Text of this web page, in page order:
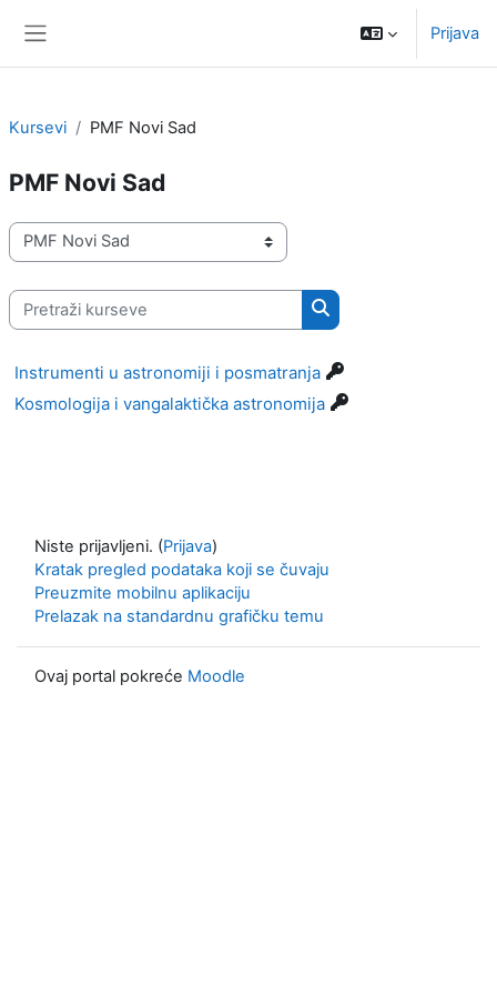
Prijava
Kursevi PMF Novi Sad
PMF Novi Sad
Kategorije kurseva
Pretraži kurseve
Pretraži kurseve
Instrumenti u astronomiji i posmatranja
Kosmologija i vangalaktička astronomija
Niste prijavljeni. (Prijava)
Kratak pregled podataka koji se čuvaju
Preuzmite mobilnu aplikaciju
Prelazak na standardnu grafičku temu
Ovaj portal pokreće Moodle